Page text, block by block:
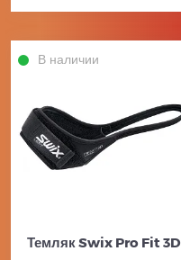
В наличии
Темляк Swix Pro Fit 3D